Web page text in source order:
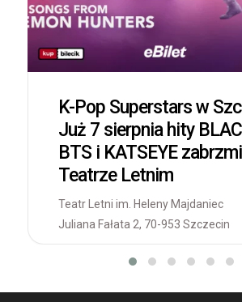
K-Pop Superstars w
Już 7 sierpnia hity
BTS i KATSEYE
Teatrze Letnim
Teatr Letni im. Heleny Majdaniec
Juliana Fałata 2, 70-953 Szczecin